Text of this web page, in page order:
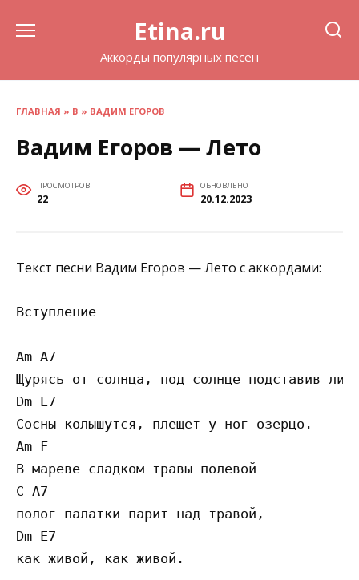
Etina.ru
Аккорды популярных песен
ГЛАВНАЯ » В » ВАДИМ ЕГОРОВ
Вадим Егоров — Лето
ПРОСМОТРОВ
22
ОБНОВЛЕНО
20.12.2023
Текст песни Вадим Егоров — Лето с аккордами:
Вступление
Am A7
Щурясь от солнца, под солнце подставив
Dm E7
Сосны колышутся, плещет у ног озерцо.
Am F
В мареве сладком травы полевой
C A7
полог палатки парит над травой,
Dm E7
как живой, как живой.